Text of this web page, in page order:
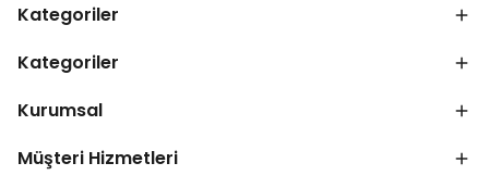
Kategoriler
Kategoriler
Kurumsal
Müşteri Hizmetleri